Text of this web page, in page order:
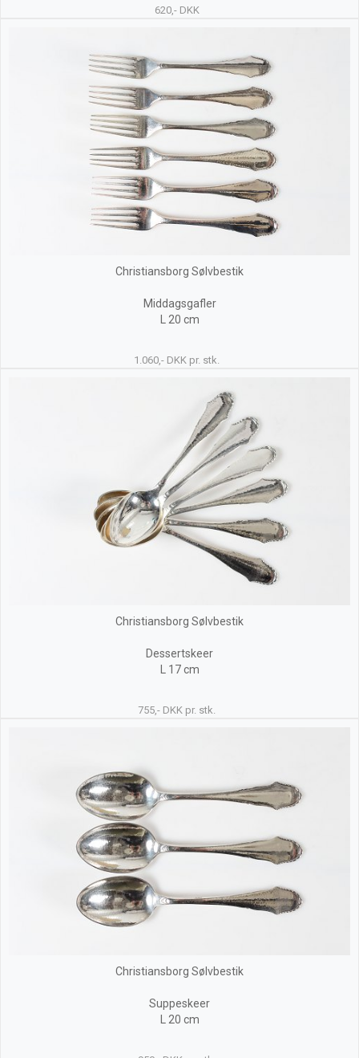
620,- DKK
Christiansborg Sølvbestik
Middagsgafler
L 20 cm
1.060,- DKK pr. stk.
Christiansborg Sølvbestik
Dessertskeer
L 17 cm
755,- DKK pr. stk.
Christiansborg Sølvbestik
Suppeskeer
L 20 cm